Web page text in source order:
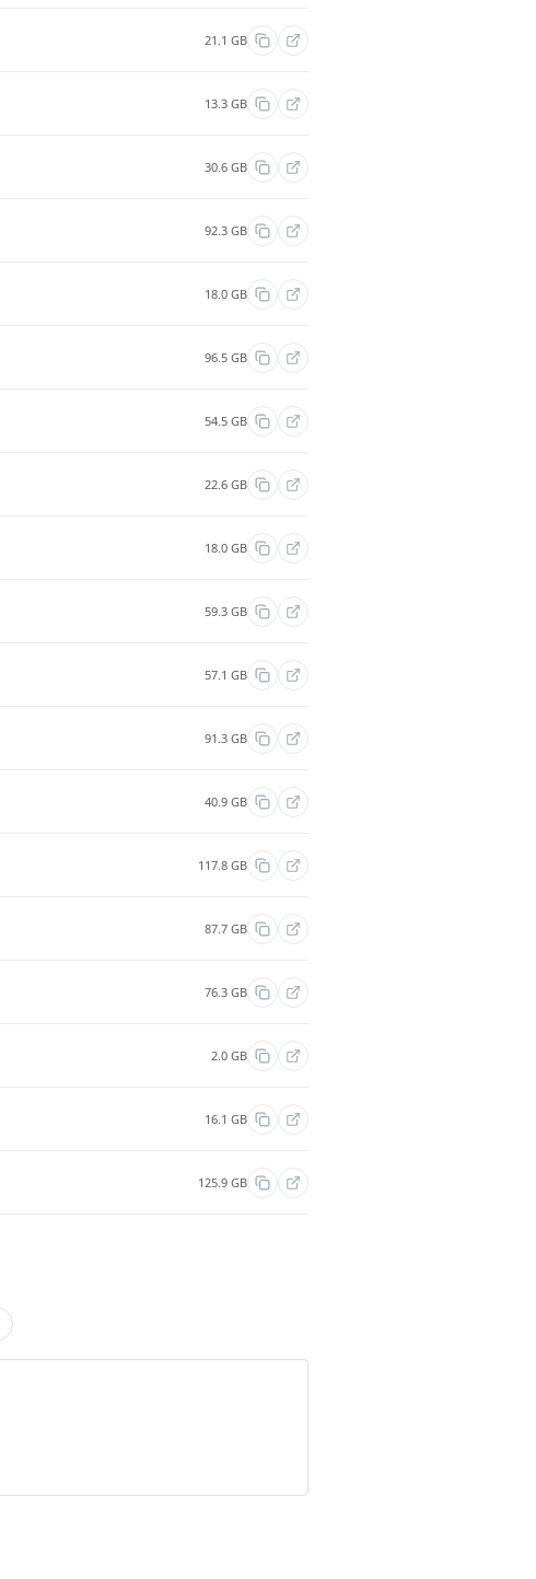
21.1 GB
13.3 GB
30.6 GB
92.3 GB
18.0 GB
96.5 GB
54.5 GB
22.6 GB
18.0 GB
59.3 GB
57.1 GB
91.3 GB
40.9 GB
117.8 GB
87.7 GB
76.3 GB
2.0 GB
16.1 GB
125.9 GB